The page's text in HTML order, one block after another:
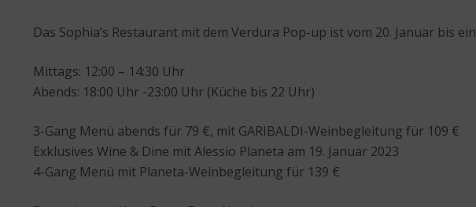
Das Sophia’s Restaurant mit dem Verdura Pop-up ist vom 20. Januar bis
Mittags: 12:00 – 14:30 Uhr
Abends: 18:00 Uhr -23:00 Uhr (Küche bis 22 Uhr)
3-Gang Menü abends für 79 €, mit GARIBALDI-Weinbegleitung für 109 €
Exklusives Wine & Dine mit Alessio Planeta am 19. Januar 2023
4-Gang Menü mit Planeta-Weinbegleitung für 139 €